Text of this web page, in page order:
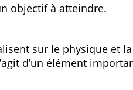
objectif à atteindre.
sur le physique et
d’un élément